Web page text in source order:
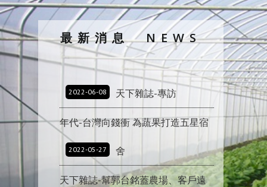
最新消息NEWS
天下雜誌-專訪
2022-06-08
年代-台灣向錢衝 為蔬果打造五星宿
舍
2022-05-27
天下雜誌-幫郭台銘蓋農場、客戶遠